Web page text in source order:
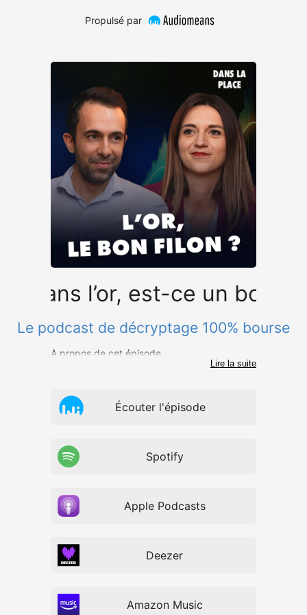
Propulsé par
dans l’or, est-ce un bon
Le podcast de décryptage 100% bourse
À propos de cet épisode
Lire la suite
Écouter l'épisode
Spotify
Apple Podcasts
Deezer
Amazon Music